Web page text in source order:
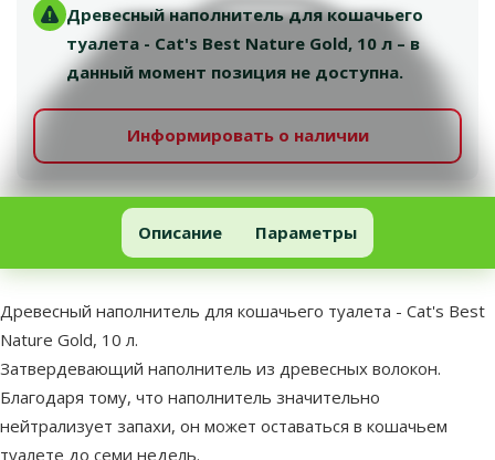
Древесный наполнитель для кошачьего
туалета - Cat's Best Nature Gold, 10 л – в
данный момент позиция не доступна.
Информировать о наличии
Древесный наполнитель для кошачьего туалета - Cat's Best
Описание Параметры
В начало страницы
superzoo.product.detail.content
Древесный наполнитель для кошачьего туалета - Cat's Best
Nature Gold, 10 л.
Затвердевающий наполнитель из древесных волокон.
Благодаря тому, что наполнитель значительно
нейтрализует запахи, он может оставаться в кошачьем
туалете до семи недель.